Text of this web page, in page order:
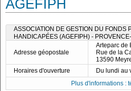
AGEFIPH
ASSOCIATION DE GESTION DU
HANDICAPÉES (AGEFIPH) -
Adresse géopostale
Arteparc de
Rue de la
13590
Horaires d'ouverture
Du lundi au
Plus d'informations :